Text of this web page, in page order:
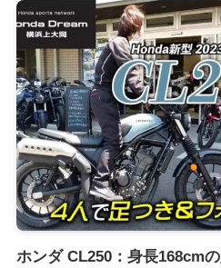
ホンダ CL250：身長168cmの